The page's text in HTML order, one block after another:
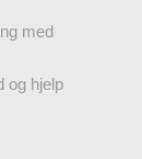
med
og hjelp